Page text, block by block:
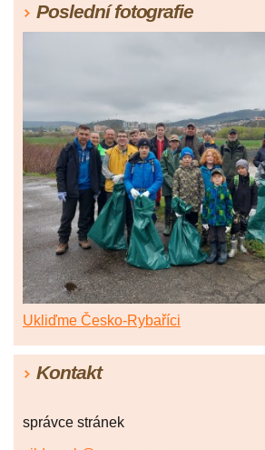
Poslední fotografie
Ukliďme Česko-Rybaříci
Kontakt
správce stránek